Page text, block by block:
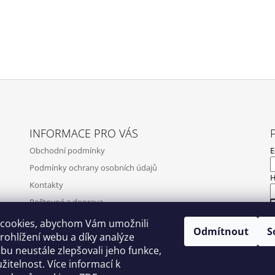
abychom Vám umožnili
webu a díky analýze
neustále zlepšovali jeho funkce,
Více informací k
Odmítnout
INFORMACE PRO VÁS
Obchodní podmínky
Podmínky ochrany osobních údajů
Kontakty
Poštovné a doprava
Napište nám
Ověření recenzí
Zpětný odběr elektrozařízení, baterií a akumulátorů